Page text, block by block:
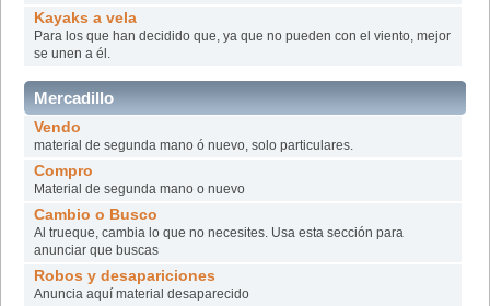
Kayaks a vela
Para los que han decidido que, ya que no pueden con el viento, mejor
se unen a él.
Mercadillo
Vendo
material de segunda mano ó nuevo, solo particulares.
Compro
Material de segunda mano o nuevo
Cambio o Busco
Al trueque, cambia lo que no necesites. Usa esta sección para
anunciar que buscas
Robos y desapariciones
Anuncia aquí material desaparecido